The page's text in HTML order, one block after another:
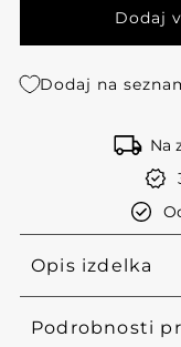
Dodaj na
Na
Opis izdelka
Podrobnosti